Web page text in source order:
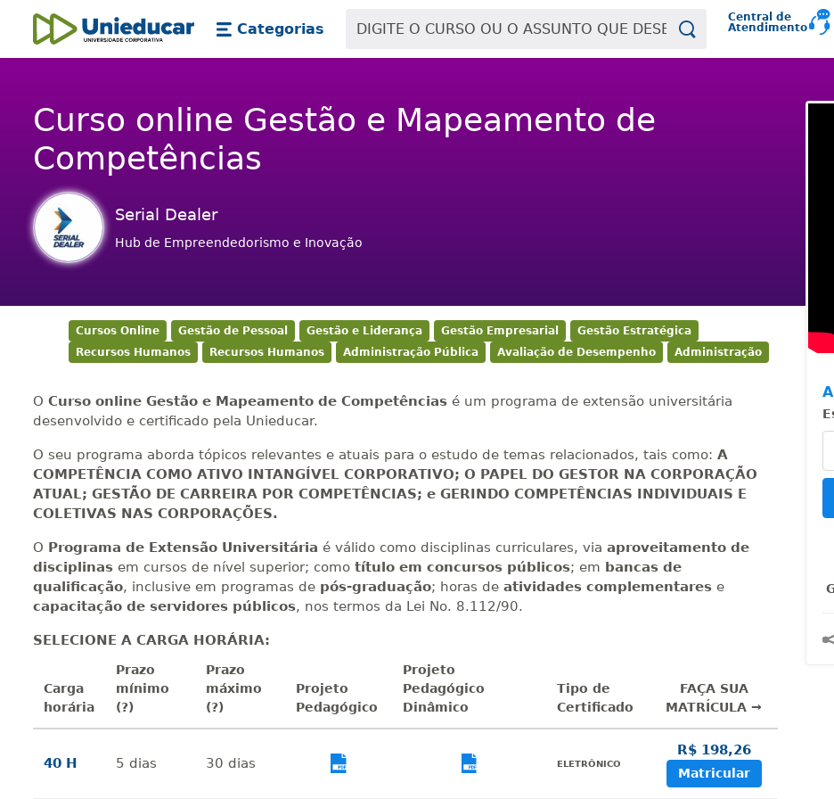
Skip main navigation
Skip to main content
Unieducar
Categorias
Central de
Atendimento
Curso online Gestão e Mapeamento de
Competências
Serial Dealer
Hub de Empreendedorismo e Inovação
Cursos Online Gestão de Pessoal Gestão e Liderança Gestão Empresarial
Gestão Estratégica
Recursos Humanos
Recursos Humanos Administração Pública Avaliação de Desempenho Administração
O Curso online Gestão e Mapeamento de Competências é um programa de extensão universitária
desenvolvido e certificado pela Unieducar.
O seu programa aborda tópicos relevantes e atuais para o estudo de temas relacionados, tais como: A
COMPETÊNCIA COMO ATIVO INTANGÍVEL CORPORATIVO; O PAPEL DO GESTOR NA CORPORAÇÃO
ATUAL; GESTÃO DE CARREIRA POR COMPETÊNCIAS; e GERINDO COMPETÊNCIAS INDIVIDUAIS E
COLETIVAS NAS CORPORAÇÕES.
O Programa de Extensão Universitária é válido como disciplinas curriculares, via aproveitamento de
disciplinas em cursos de nível superior; como título em concursos públicos; em bancas de
qualificação, inclusive em programas de pós-graduação; horas de atividades complementares e
capacitação de servidores públicos, nos termos da Lei No. 8.112/90.
SELECIONE A CARGA HORÁRIA:
Carga
horária
Prazo
mínimo
(?)
Prazo
máximo
(?)
Projeto
Pedagógico
Projeto
Pedagógico
Dinâmico
Tipo de
Certificado
FAÇA SUA
MATRÍCULA →
40 H 5 dias 30 dias Visualizar
ELETRÔNICO
R$ 198,26
Matricular